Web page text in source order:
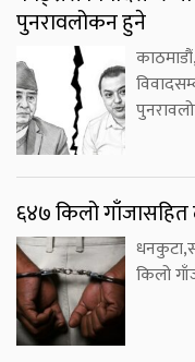
पुनरावलोकन हुने
६४७ किलो गाँजासहित
किलो